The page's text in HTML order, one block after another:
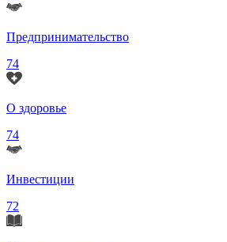
Предпринимательство
74
О здоровье
74
Инвестиции
72